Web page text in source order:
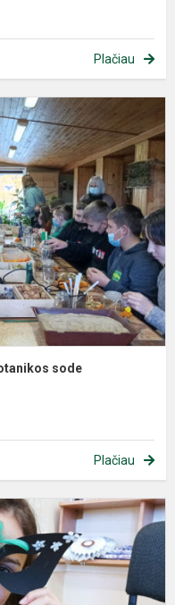
Plačiau
sode
Plačiau